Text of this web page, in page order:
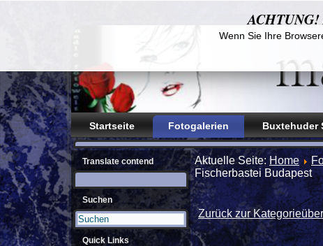
Startseite Fotogalerien Buxtehuder
ACHTUNG!
Wenn Sie Ihre
Translate contend
Suchen
Quick Links
Aktuelle Seite: Home
Fischerbastei Budapest
Zurück zur